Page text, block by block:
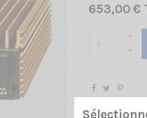
653,00 €